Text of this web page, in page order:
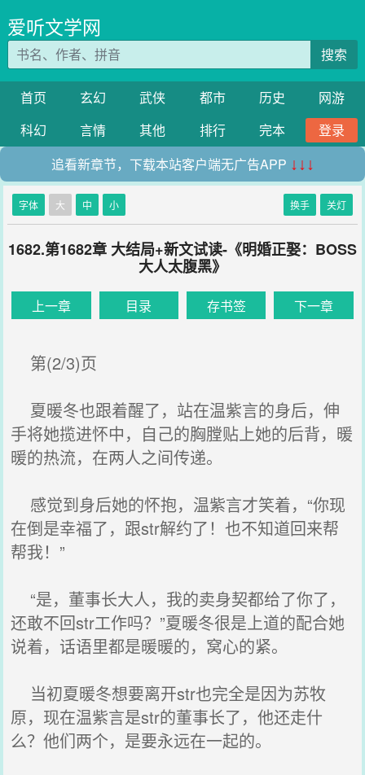
爱听文学网
搜索
首页 玄幻 武侠 都市 历史
网游
科幻
言情 其他 排行 完本
登录
追看新章节，下载本站客户端无广告APP ↓↓↓
字体 大 中 小 换手 关灯
1682.第1682章 大结局+新文试读-《明婚正娶：BOSS
大人太腹黑》
上一章 目录 存书签 下一章
第(2/3)页
夏暖冬也跟着醒了，站在温紫言的身后，伸
手将她揽进怀中，自己的胸膛贴上她的后背，暖
暖的热流，在两人之间传递。
感觉到身后她的怀抱，温紫言才笑着，“你现
在倒是幸福了，跟str解约了！也不知道回来帮
帮我！”
“是，董事长大人，我的卖身契都给了你了，
还敢不回str工作吗？”夏暖冬很是上道的配合她
说着，话语里都是暖暖的，窝心的紧。
当初夏暖冬想要离开str也完全是因为苏牧
原，现在温紫言是str的董事长了，他还走什
么？他们两个，是要永远在一起的。